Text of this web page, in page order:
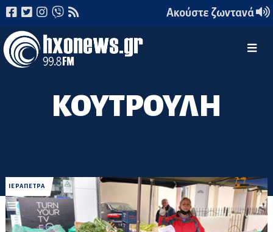
Ακούστε ζωντανά
ΚΟΥΤΡΟΥΛΗ
ΙΕΡΑΠΕΤΡΑ